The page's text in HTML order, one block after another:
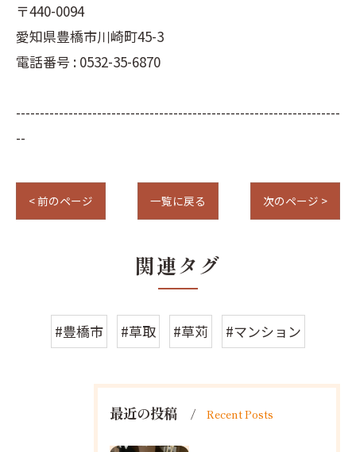
〒440-0094
愛知県豊橋市川崎町45-3
電話番号 : 0532-35-6870
--------------------------------------------------------------------
--
< 前のページ 一覧に戻る 次のページ >
関連タグ
#豊橋市 #草取 #草苅 #マンション
最近の投稿 Recent Posts